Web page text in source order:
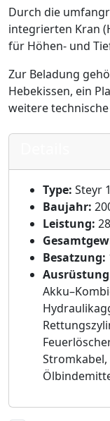
Durch die
integrierten Kran
für Höhen- und
Zur Beladung
Hebekissen, ein
weitere
Type: Steyr
Baujahr:
Leistung:
Besatzung: